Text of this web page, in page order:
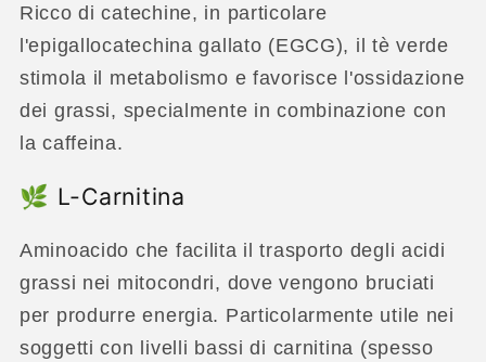
Ricco di catechine, in particolare
l'epigallocatechina gallato (EGCG), il tè verde
stimola il metabolismo e favorisce l'ossidazione
dei grassi, specialmente in combinazione con
la caffeina.
🌿 L-Carnitina
Aminoacido che facilita il trasporto degli acidi
grassi nei mitocondri, dove vengono bruciati
per produrre energia. Particolarmente utile nei
soggetti con livelli bassi di carnitina (spesso